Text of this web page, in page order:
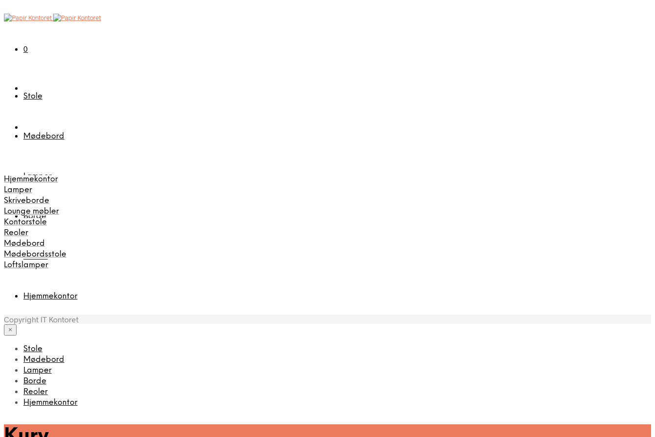
0
Stole
Mødebord
Lamper
Borde
Reoler
Hjemmekontor
Hjemmekontor
Lamper
Skriveborde
Lounge møbler
Kontorstole
Reoler
Mødebord
Mødebordsstole
Loftslamper
Copyright IT Kontoret
×
Stole
Mødebord
Lamper
Borde
Reoler
Hjemmekontor